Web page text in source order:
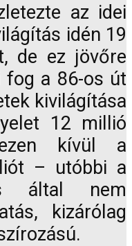
az idei
idén 19
de ez jövőre
fog a 86-os út
kivilágítása
12 millió
kívül a
– utóbbi a
által nem
kizárólag